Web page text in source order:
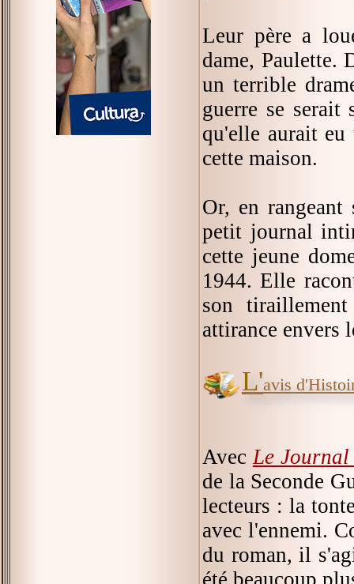
Leur père a
dame, Paulette.
un terrible
guerre se serait
qu'elle aurait
cette maison.
Or, en rangeant
petit journal
cette jeune
1944. Elle
son
attirance envers
L'avis
AvecLe
de la Seconde
lecteurs : la
avec l'ennemi.
du roman, il